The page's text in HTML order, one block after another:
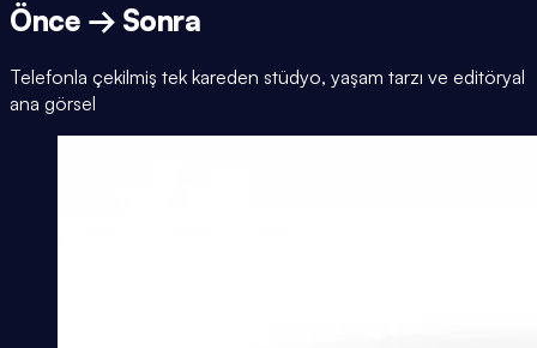
Önce → Sonra
Telefonla çekilmiş tek kareden stüdyo, yaşam tarzı ve editöryal
ana görsel